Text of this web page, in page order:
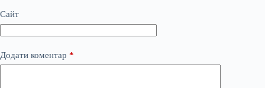
Сайт
Додати коментар *